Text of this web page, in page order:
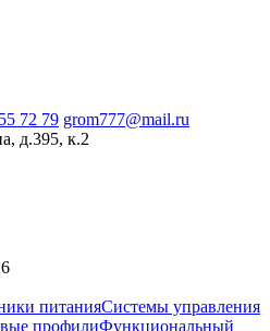
72 79 grom777@mail.ru
д.395, к.2
питанияСистемы управления
профилиФункциональный